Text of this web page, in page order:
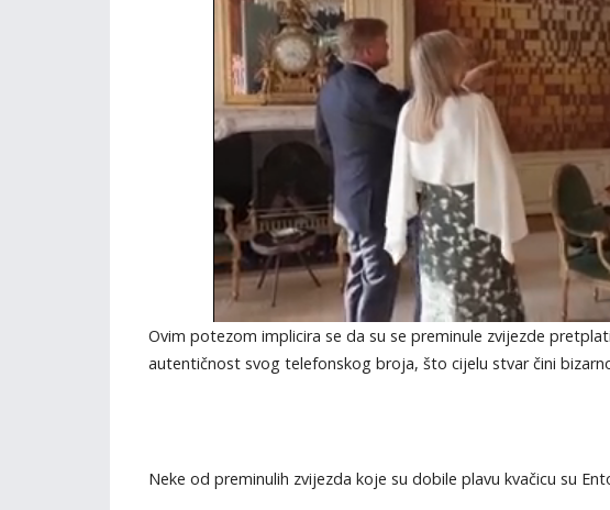
Ovim potezom implicira se da su se preminule zvijezde
autentičnost svog telefonskog broja, što cijelu stvar čini
Neke od preminulih zvijezda koje su dobile plavu kvačicu su